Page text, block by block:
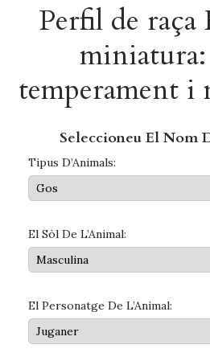
Perfil de
temperament i
Seleccioneu El Nom
Tipus D’Animals:
El Sòl De L’Animal:
El Personatge De L’Animal: